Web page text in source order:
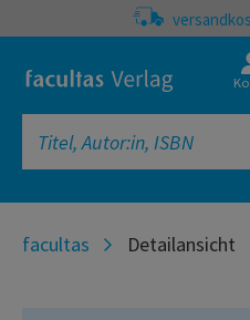
facultas Detailansicht